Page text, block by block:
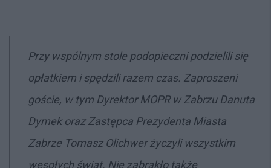
Przy wspólnym stole podopieczni podzielili się
opłatkiem i spędzili razem czas. Zaproszeni
goście, w tym Dyrektor MOPR w Zabrzu Danuta
Dymek oraz Zastępca Prezydenta Miasta
Zabrze Tomasz Olichwer życzyli wszystkim
wesołych świąt. Nie zabrakło także